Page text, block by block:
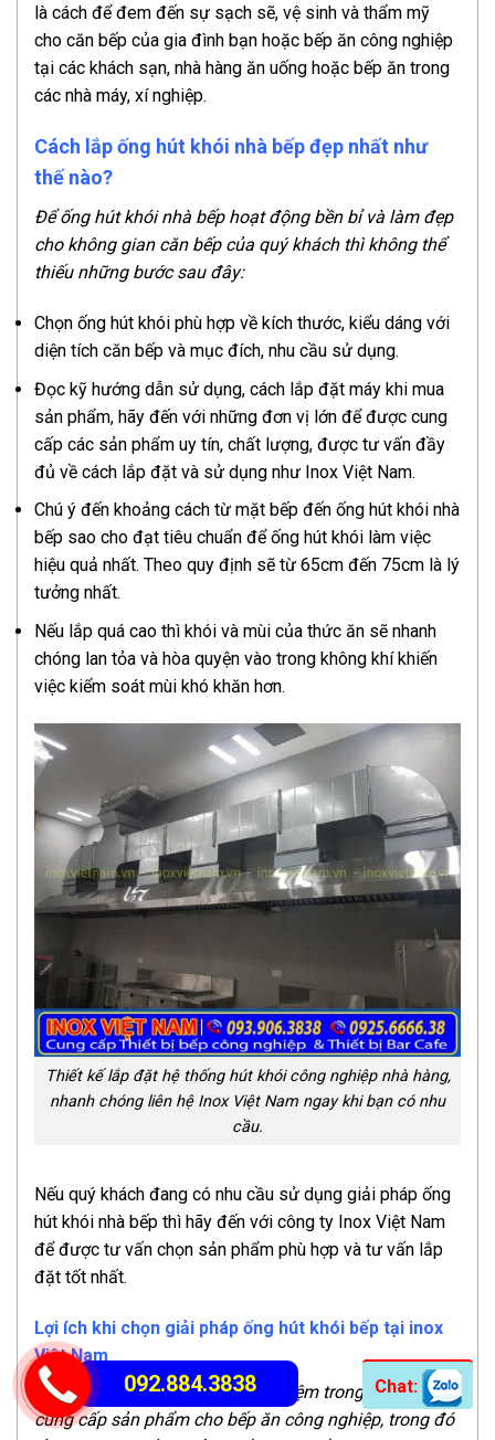
là cách để đem đến sự sạch sẽ, vệ sinh và thẩm mỹ
cho căn bếp của gia đình bạn hoặc bếp ăn công nghiệp
tại các khách sạn, nhà hàng ăn uống hoặc bếp ăn trong
các nhà máy, xí nghiệp.
Cách lắp ống hút khói nhà bếp đẹp nhất như
thế nào?
Để ống hút khói nhà bếp hoạt động bền bỉ và làm đẹp
cho không gian căn bếp của quý khách thì không thể
thiếu những bước sau đây:
Chọn ống hút khói phù hợp về kích thước, kiểu dáng với
diện tích căn bếp và mục đích, nhu cầu sử dụng.
Đọc kỹ hướng dẫn sử dụng, cách lắp đặt máy khi mua
sản phẩm, hãy đến với những đơn vị lớn để được cung
cấp các sản phẩm uy tín, chất lượng, được tư vấn đầy
đủ về cách lắp đặt và sử dụng như Inox Việt Nam.
Chú ý đến khoảng cách từ mặt bếp đến ống hút khói nhà
bếp sao cho đạt tiêu chuẩn để ống hút khói làm việc
hiệu quả nhất. Theo quy định sẽ từ 65cm đến 75cm là lý
tưởng nhất.
Nếu lắp quá cao thì khói và mùi của thức ăn sẽ nhanh
chóng lan tỏa và hòa quyện vào trong không khí khiến
việc kiểm soát mùi khó khăn hơn.
Thiết kế lắp đặt hệ thống hút khói công nghiệp nhà hàng,
nhanh chóng liên hệ Inox Việt Nam ngay khi bạn có nhu
cầu.
Nếu quý khách đang có nhu cầu sử dụng giải pháp ống
hút khói nhà bếp thì hãy đến với công ty Inox Việt Nam
để được tư vấn chọn sản phẩm phù hợp và tư vấn lắp
đặt tốt nhất.
Lợi ích khi chọn giải pháp ống hút khói bếp tại inox
Việt Nam
Là đơn vị có nhiều năm kinh nghiệm trong lĩnh vực
cung cấp sản phẩm cho bếp ăn công nghiệp, trong đó
092.884.3838 Chat: